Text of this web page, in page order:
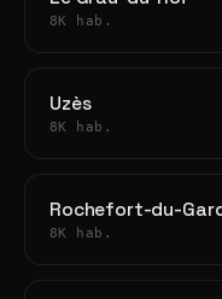
8K hab.
Uzès
8K hab.
Rochefort-du-
8K hab.